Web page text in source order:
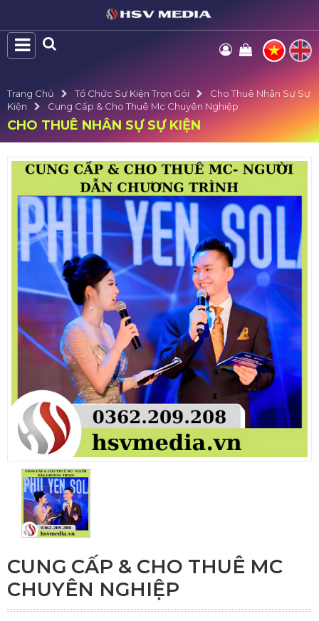
Trang Chủ Tổ Chức Sự Kiện Trọn Gói
Cho Thuê Nhân Sự Sự
Kiện
Cung Cấp & Cho Thuê Mc Chuyên Nghiệp
CHO THUÊ NHÂN SỰ SỰ KIỆN
CUNG CẤP & CHO THUÊ MC
CHUYÊN NGHIỆP